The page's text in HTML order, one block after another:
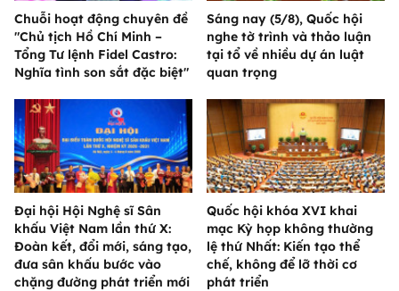
Chuỗi hoạt động chuyên đề
"Chủ tịch Hồ Chí Minh –
Tổng Tư lệnh Fidel Castro:
Nghĩa tình son sắt đặc biệt"
Sáng nay (5/8), Quốc hội
nghe tờ trình và thảo luận
tại tổ về nhiều dự án luật
quan trọng
Đại hội Hội Nghệ sĩ Sân
khấu Việt Nam lần thứ X:
Đoàn kết, đổi mới, sáng tạo,
đưa sân khấu bước vào
chặng đường phát triển mới
Quốc hội khóa XVI khai
mạc Kỳ họp không thường
lệ thứ Nhất: Kiến tạo thể
chế, không để lỡ thời cơ
phát triển